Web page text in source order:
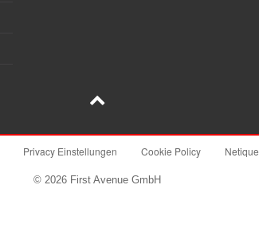
Privacy Einstellungen Cookie Policy
© 2026 First Avenue GmbH